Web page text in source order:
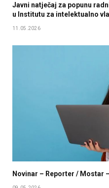
Javni natječaj za popunu
u Institutu za intelektualno
11.05.2026
Novinar – Reporter / Mostar